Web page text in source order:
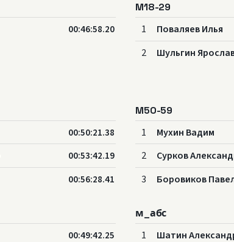
00:46:58.20
M18-29
1 Поваляев Илья
2 Шульгин
00:50:21.38
00:53:42.19
00:56:28.41
M50-59
1 Мухин Вадим
2 Сурков
3 Боровиков
00:49:42.25
м_абс
1 Шатин